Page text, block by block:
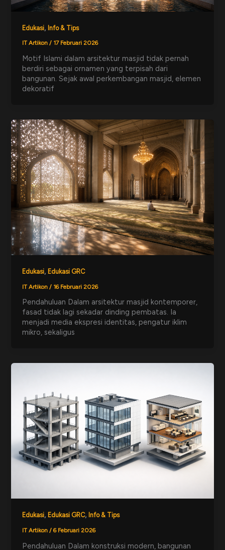
Edukasi,Info & Tips
IT Artikon/ 17 Februari 2026
Motif Islami dalam arsitektur masjid tidak pernah
berdiri sebagai ornamen yang terpisah dari
bangunan. Sejak awal perkembangan masjid, elemen
dekoratif
Edukasi,Edukasi GRC
IT Artikon / 16 Februari 2026
Pendahuluan Dalam arsitektur masjid kontemporer,
fasad tidak lagi sekadar dinding pembatas. Ia
menjadi media ekspresi identitas, pengatur iklim
mikro, sekaligus
Edukasi,Edukasi GRC,Info & Tips
IT Artikon /6 Februari 2026
Pendahuluan Dalam konstruksi modern, bangunan